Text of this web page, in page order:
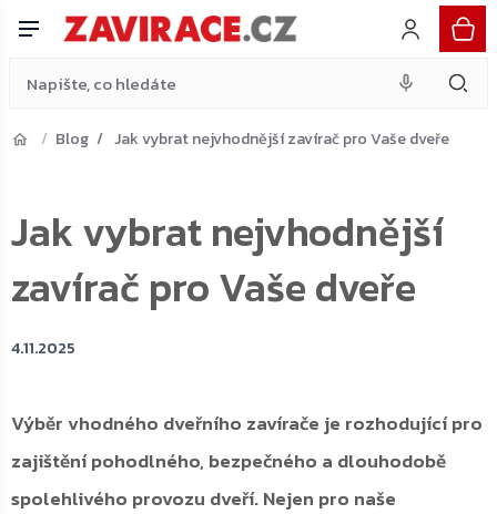
Blog Jak vybrat nejvhodnější zavírač pro Vaše dveře
Jak vybrat nejvhodnější
zavírač pro Vaše dveře
4.11.2025
Výběr vhodného dveřního zavírače je rozhodující pro
zajištění pohodlného, bezpečného a dlouhodobě
spolehlivého provozu dveří. Nejen pro naše